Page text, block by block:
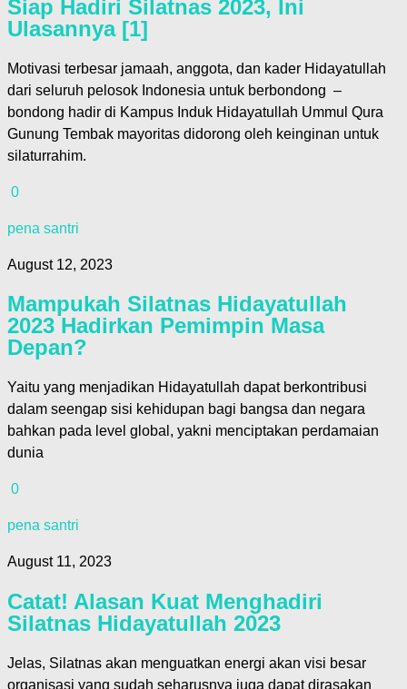
Siap Hadiri Silatnas 2023, Ini
Ulasannya [1]
Motivasi terbesar jamaah, anggota, dan kader Hidayatullah
dari seluruh pelosok Indonesia untuk berbondong –
bondong hadir di Kampus Induk Hidayatullah Ummul Qura
Gunung Tembak mayoritas didorong oleh keinginan untuk
silaturrahim.
0
pena santri
August 12, 2023
Mampukah Silatnas Hidayatullah
2023 Hadirkan Pemimpin Masa
Depan?
Yaitu yang menjadikan Hidayatullah dapat berkontribusi
dalam seengap sisi kehidupan bagi bangsa dan negara
bahkan pada level global, yakni menciptakan perdamaian
dunia
0
pena santri
August 11, 2023
Catat! Alasan Kuat Menghadiri
Silatnas Hidayatullah 2023
Jelas, Silatnas akan menguatkan energi akan visi besar
organisasi yang sudah seharusnya juga dapat dirasakan